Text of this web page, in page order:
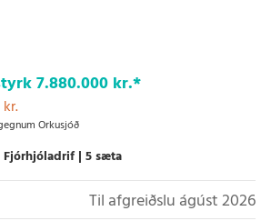
7.880.000 kr.*
Orkusjóð
Fjórhjóladrif 5 sæta
Til afgreiðslu ágúst 2026